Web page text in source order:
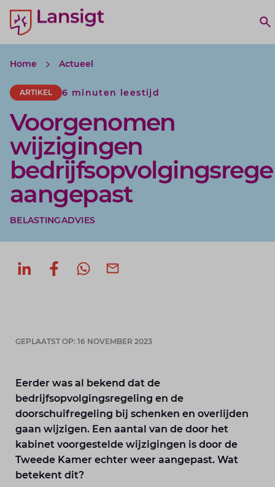
Lansigt Accountants logo
search website
Home Actueel
ARTIKEL 6 minuten leestijd
Voorgenomen
wijzigingen
aangepast
BELASTINGADVIES
Deel op LinkedIn
Deel op Facebook
GEPLAATST OP: 16 NOVEMBER 2023
Eerder was al bekend dat de
bedrijfsopvolgingsregeling en de
doorschuifregeling bij schenken en overlijden
gaan wijzigen. Een aantal van de door het
kabinet voorgestelde wijzigingen is door de
Tweede Kamer echter weer aangepast. Wat
betekent dit?